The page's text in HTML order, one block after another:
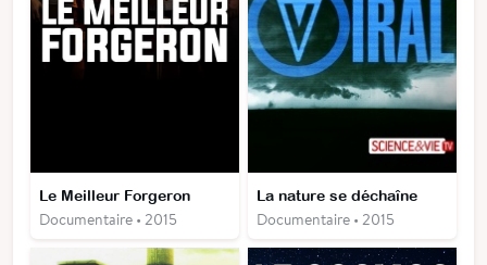
Le Meilleur Forgeron
Documentaire • 2015
La nature se déchaîne
Documentaire • 2015